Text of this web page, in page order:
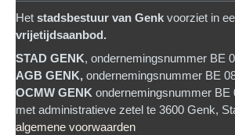
Het stadsbestuur van Genk voorziet in
vrijetijdsaanbod.
STAD GENK, ondernemingsnummer BE
AGB GENK, ondernemingsnummer BE
OCMW GENK ondernemingsnummer BE
met administratieve zetel te 3600 Genk,
algemene voorwaarden